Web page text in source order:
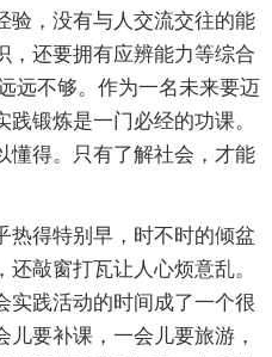
验，没有与人交流交往的能
，还要拥有应辨能力等综合
远不够。作为一名未来要迈
锻炼是一门必经的功课。
懂得。只有了解社会，才能
热得特别早，时不时的倾盆
敲窗打瓦让人心烦意乱。
实践活动的时间成了一个很
要补课，一会儿要旅游，